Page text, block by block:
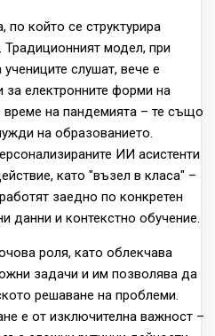
който се структурира
Традиционният модел, при
слушат, вече е
електронните форми на
на пандемията – те също
на образованието.
ИИ асистенти
като "възел в класа" –
заедно по конкретен
данни и контекстно обучение.
роля, като облекчава
задачи и им позволява да
решаване на проблеми.
е от изключителна важност –